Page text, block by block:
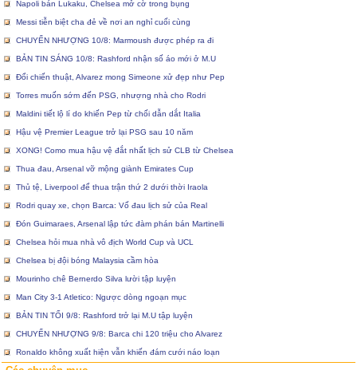
Napoli bán Lukaku, Chelsea mở cờ trong bụng
Messi tiễn biệt cha đẻ về nơi an nghỉ cuối cùng
CHUYỂN NHƯỢNG 10/8: Marmoush được phép ra đi
BẢN TIN SÁNG 10/8: Rashford nhận số áo mới ở M.U
Đổi chiến thuật, Alvarez mong Simeone xử đẹp như Pep
Torres muốn sớm đến PSG, nhượng nhà cho Rodri
Maldini tiết lộ lí do khiến Pep từ chối dẫn dắt Italia
Hậu vệ Premier League trở lại PSG sau 10 năm
XONG! Como mua hậu vệ đắt nhất lịch sử CLB từ Chelsea
Thua đau, Arsenal vỡ mộng giành Emirates Cup
Thủ tệ, Liverpool để thua trận thứ 2 dưới thời Iraola
Rodri quay xe, chọn Barca: Vố đau lịch sử của Real
Đón Guimaraes, Arsenal lập tức đàm phán bán Martinelli
Chelsea hỏi mua nhà vô địch World Cup và UCL
Chelsea bị đội bóng Malaysia cầm hòa
Mourinho chê Bernerdo Silva lười tập luyện
Man City 3-1 Atletico: Ngược dòng ngoạn mục
BẢN TIN TỐI 9/8: Rashford trở lại M.U tập luyện
CHUYỂN NHƯỢNG 9/8: Barca chi 120 triệu cho Alvarez
Ronaldo không xuất hiện vẫn khiến đám cưới náo loạn